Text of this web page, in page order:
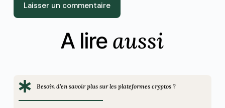
Laisser un commentaire
A lire aussi
Besoin d'en savoir plus sur les plateformes cryptos ?